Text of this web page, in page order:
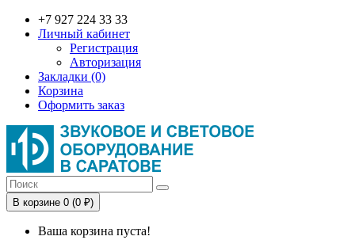
+7 927 224 33 33
Личный кабинет
Регистрация
Авторизация
Закладки (0)
Корзина
Оформить заказ
В корзине 0 (0 ₽)
Ваша корзина пуста!